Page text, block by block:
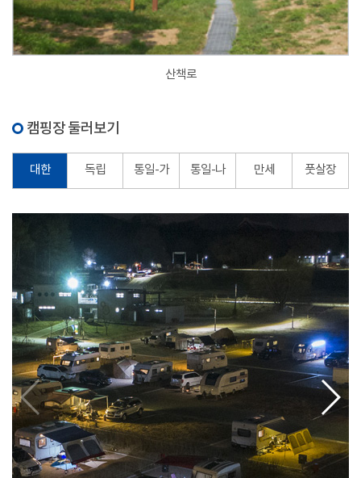
산책로
캠핑장 둘러보기
대한 독립 통일-가 통일-나 만세 풋살장